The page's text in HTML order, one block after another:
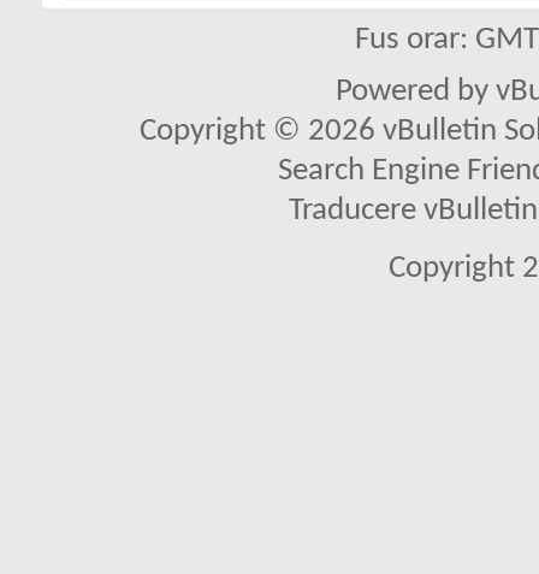
Fus orar:
Powered by
Copyright © 2026 vBulletin
Search Engine
Traducere
Copyright